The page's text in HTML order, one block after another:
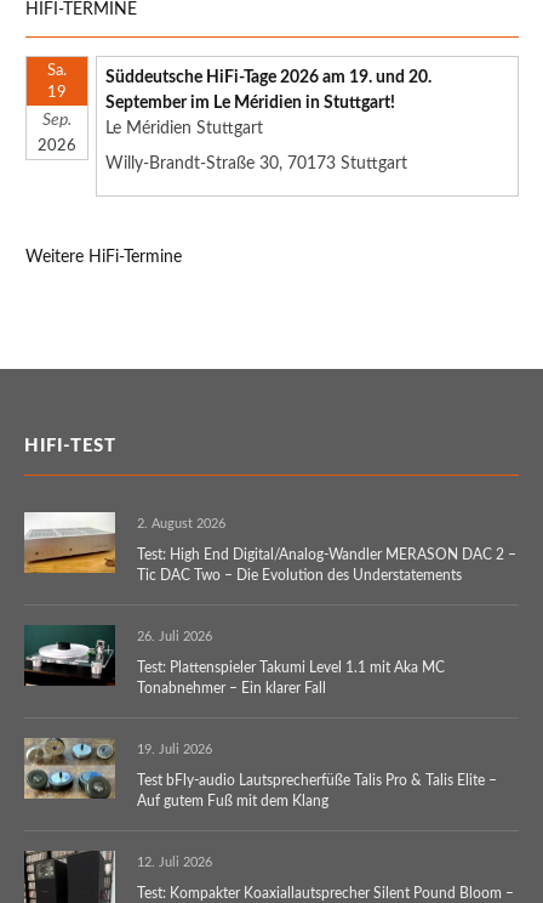
HIFI-TERMINE
Sa.
19
Sep.
2026
Süddeutsche HiFi-Tage 2026 am 19. und 20.
September im Le Méridien in Stuttgart!
Le Méridien Stuttgart
Willy-Brandt-Straße 30, 70173 Stuttgart
Weitere HiFi-Termine
HIFI-TEST
2. August 2026
Test: High End Digital/Analog-Wandler MERASON DAC 2 –
Tic DAC Two – Die Evolution des Understatements
26. Juli 2026
Test: Plattenspieler Takumi Level 1.1 mit Aka MC
Tonabnehmer – Ein klarer Fall
19. Juli 2026
Test bFly-audio Lautsprecherfüße Talis Pro & Talis Elite –
Auf gutem Fuß mit dem Klang
12. Juli 2026
Test: Kompakter Koaxiallautsprecher Silent Pound Bloom –